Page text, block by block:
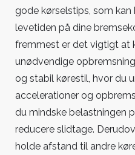
gode kørselstips, som
levetiden på dine
fremmest er det vigtigt at
unødvendige
og stabil kørestil, hvor du
accelerationer og
du mindske belastningen
reducere slidtage.
holde afstand til andre